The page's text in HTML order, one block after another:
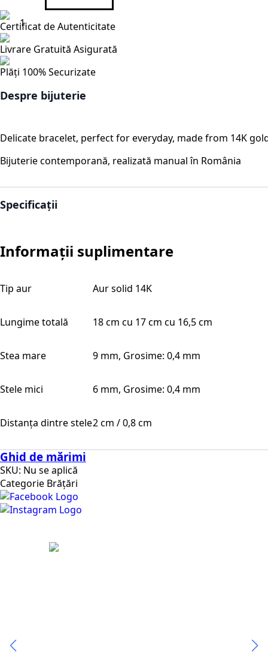
Certificat de Autenticitate
Livrare Gratuită Asigurată
Plăți 100% Securizate
Despre bijuterie
Delicate bracelet, perfect for everyday, made from 14K
Bijuterie contemporană, realizată manual în România
Specificații
Informații suplimentare
Tip aur Aur solid 14K
Lungime totală 18 cm cu 17 cm cu 16,5 cm
Stea mare 9 mm, Grosime: 0,4 mm
Stele mici 6 mm, Grosime: 0,4 mm
Distanța dintre stele2 cm / 0,8 cm
Ghid de mărimi
SKU: Nu se aplică
Categorie Brățări